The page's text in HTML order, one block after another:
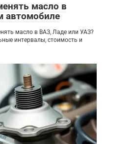
масло в
автомобиле
масло в ВАЗ, Ладе или УАЗ?
интервалы, стоимость и